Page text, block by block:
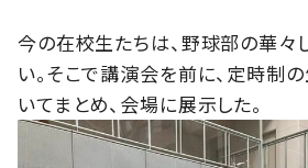
今の在校生たちは、野球部の華々
い。そこで講演会を前に、定時制
いてまとめ、会場に展示した。